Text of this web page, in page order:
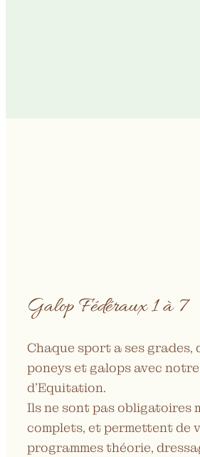
Galop Fédéraux 1 à 7
Chaque sport a ses grades,
poneys et galops avec
d’Equitation.
Ils ne sont pas obligatoires
complets, et permettent de
programmes théorie,